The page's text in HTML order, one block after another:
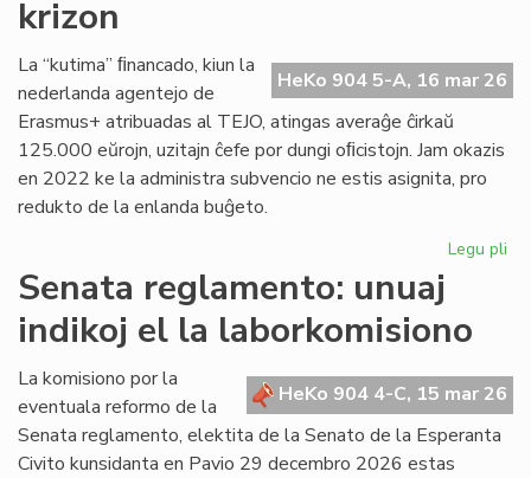
krizon
HeKo 904 5-A, 16 mar 26
La “kutima” ﬁnancado, kiun la
nederlanda agentejo de
Erasmus+ atribuadas al TEJO, atingas averaĝe ĉirkaŭ
125.000 eŭrojn, uzitajn ĉefe por dungi oﬁcistojn. Jam okazis
en 2022 ke la administra subvencio ne estis asignita, pro
redukto de la enlanda buĝeto.
Legu pli
Senata reglamento: unuaj
indikoj el la laborkomisiono
HeKo 904 4-C, 15 mar 26
La komisiono por la
eventuala reformo de la
Senata reglamento, elektita de la Senato de la Esperanta
Civito kunsidanta en Pavio 29 decembro 2026 estas